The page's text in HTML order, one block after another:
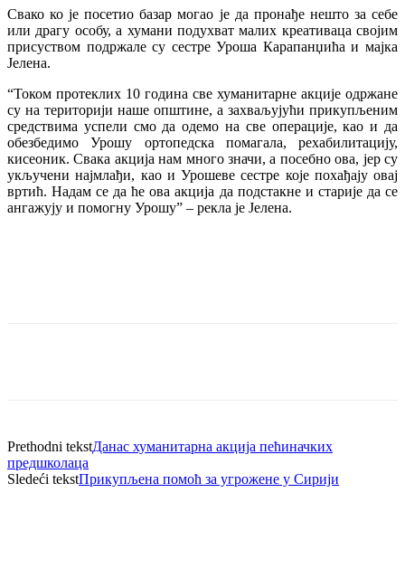
Свако ко је посетио базар могао је да пронађе нешто за себе
или драгу особу, а хумани подухват малих креативаца својим
присуством подржале су сестре Уроша Карапанџића и мајка
Јелена.
“Током протеклих 10 година све хуманитарне акције одржане
су на територији наше општине, а захваљујући прикупљеним
средствима успели смо да одемо на све операције, као и да
обезбедимо Урошу ортопедска помагала, рехабилитацију,
кисеоник. Свака акција нам много значи, а посебно ова, јер су
укључени најмлађи, као и Урошеве сестре које похађају овај
вртић. Надам се да ће ова акција да подстакне и старије да се
ангажују и помогну Урошу” – рекла је Јелена.
Prethodni tekstДанас хуманитарна акција пећиначких
предшколаца
Sledeći tekstПрикупљена помоћ за угрожене у Сирији